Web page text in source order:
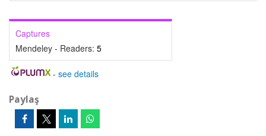
Captures
Mendeley - Readers: 5
- see details
Paylaş